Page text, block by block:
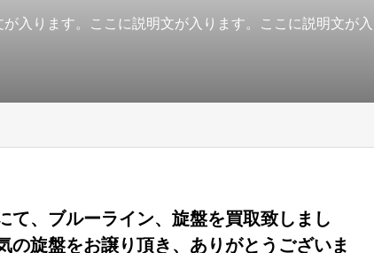
入ります。ここに説明文が入ります。ここに説明文が入
て、ブルーライン、旋盤を買取致しまし
の旋盤をお譲り頂き、ありがとうございま